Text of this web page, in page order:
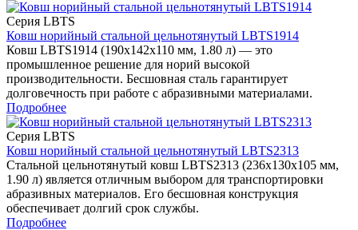
Серия LBTS
Ковш норийный стальной цельнотянутый LBTS1914
Ковш LBTS1914 (190x142x110 мм, 1.80 л) — это
промышленное решение для норий высокой
производительности. Бесшовная сталь гарантирует
долговечность при работе с абразивными материалами.
Подробнее
Серия LBTS
Ковш норийный стальной цельнотянутый LBTS2313
Стальной цельнотянутый ковш LBTS2313 (236x130x105 мм,
1.90 л) является отличным выбором для транспортировки
абразивных материалов. Его бесшовная конструкция
обеспечивает долгий срок службы.
Подробнее